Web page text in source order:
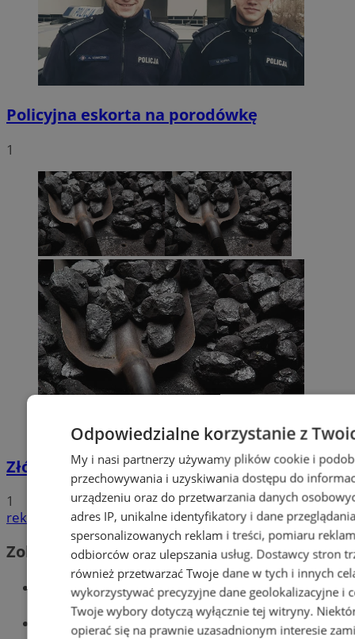
Policyjna eskorta na porodówkę
1
Złóż wniosek o dodatek węglowy
1
reklama
Zobacz również
Wiadomości kryminalne w Wodzisławiu
Wiadomości lokalne
Odpowiedzialne korzystanie z
My i nasi partnerzy używamy plików cookie i
przechowywania i uzyskiwania dostępu do
urządzeniu oraz do przetwarzania danych
adres IP, unikalne identyfikatory i dane
spersonalizowanych reklam i treści, pomiaru
odbiorców oraz ulepszania usług. Dostawcy stron
również przetwarzać Twoje dane w tych i innych
wykorzystywać precyzyjne dane geolokalizacyjne i
Twoje wybory dotyczą wyłącznie tej witryny.
opierać się na prawnie uzasadnionym interesie